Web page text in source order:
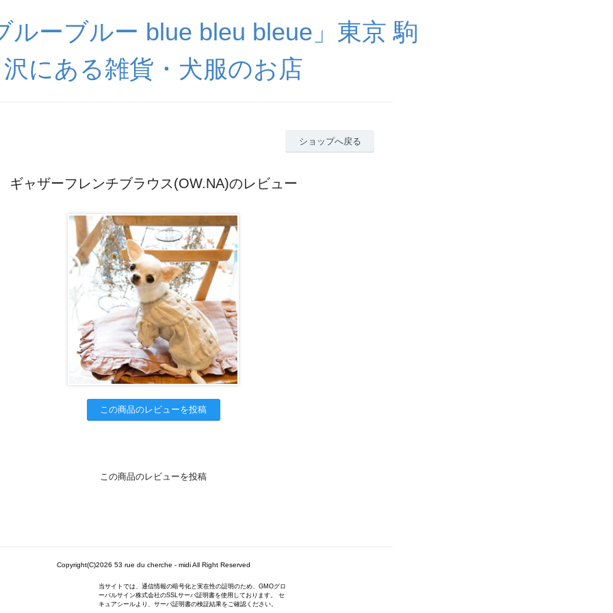
ルーブルー blue bleu bleue」東京 駒
沢にある雑貨・犬服のお店
ショップへ戻る
ギャザーフレンチブラウス(OW.NA)のレビュー
この商品のレビューを投稿
この商品のレビューを投稿
Copyright(C)2026 53 rue du cherche - midi All Right Reserved
当サイトでは、通信情報の暗号化と実在性の証明のため、GMOグロ
ーバルサイン株式会社のSSLサーバ証明書を使用しております。 セ
キュアシールより、サーバ証明書の検証結果をご確認ください。